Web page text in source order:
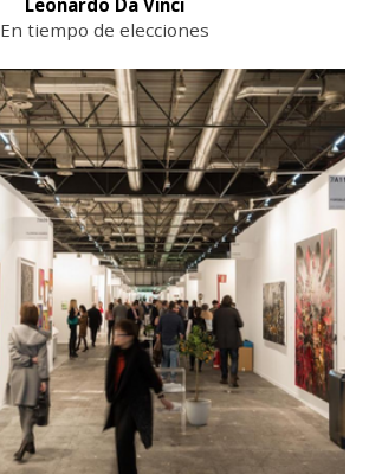
En tiempo de elecciones